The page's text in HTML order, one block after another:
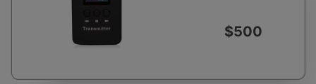
團會議教學 接待翻
$500